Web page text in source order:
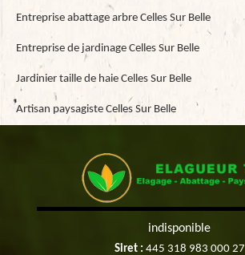
Entreprise abattage arbre Celles Sur Belle
Entreprise de jardinage Celles Sur Belle
Jardinier taille de haie Celles Sur Belle
Artisan paysagiste Celles Sur Belle
indisponible
Siret : 445 318 983 000 27